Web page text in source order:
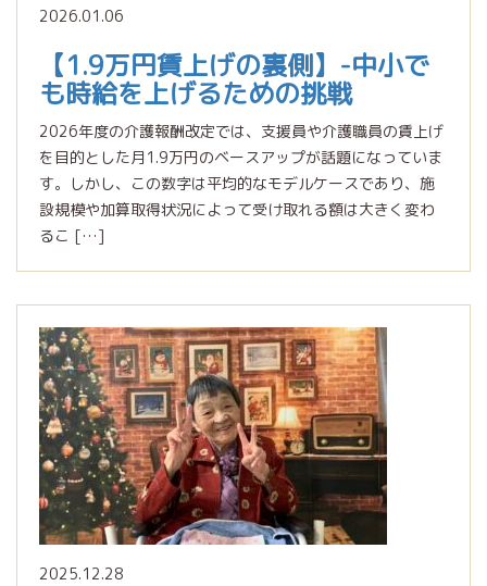
2026.01.06
【1.9万円賃上げの裏側】-中小で
も時給を上げるための挑戦
2026年度の介護報酬改定では、支援員や介護職員の賃上げ
を目的とした月1.9万円のベースアップが話題になっていま
す。しかし、この数字は平均的なモデルケースであり、施
設規模や加算取得状況によって受け取れる額は大きく変わ
るこ […]
2025.12.28